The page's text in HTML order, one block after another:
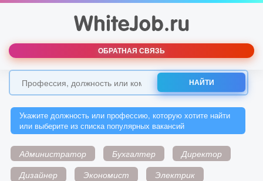
ОБРАТНАЯ СВЯЗЬ
НАЙТИ
Укажите должность или профессию, которую хотите найти
или выберите из списка популярных вакансий
Администратор Бухгалтер
Директор
Дизайнер
Экономист
Электрик